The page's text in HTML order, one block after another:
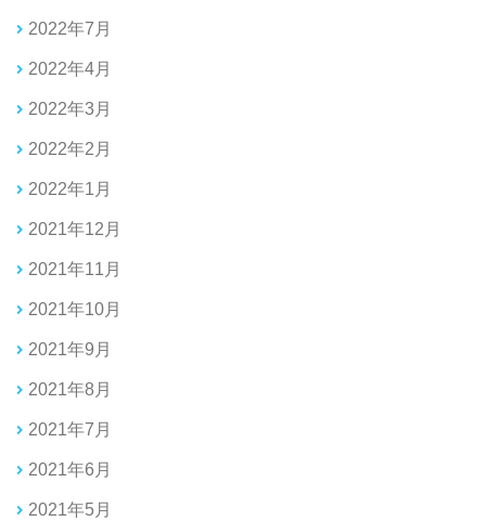
2022年7月
2022年4月
2022年3月
2022年2月
2022年1月
2021年12月
2021年11月
2021年10月
2021年9月
2021年8月
2021年7月
2021年6月
2021年5月